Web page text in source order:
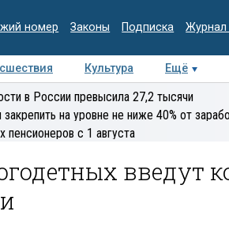
номер Законы Подписка Журнал
Культура Ещё
Интервью Колумнисты
в России превысила 27,2 тысячи
на уровне не ниже 40% от
пенсионеров с 1 августа
введут